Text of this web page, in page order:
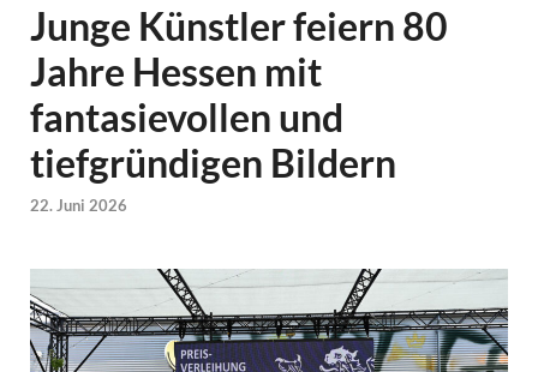
Junge Künstler feiern 80
Jahre Hessen mit
fantasievollen und
tiefgründigen Bildern
22. Juni 2026